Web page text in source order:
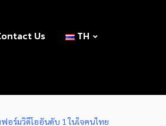
Us TH
อร์มวิดีโออันดับ 1 ในใจคนไทย